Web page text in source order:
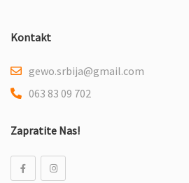
Kontakt
gewo.srbija@gmail.com
063 83 09 702
Zapratite Nas!